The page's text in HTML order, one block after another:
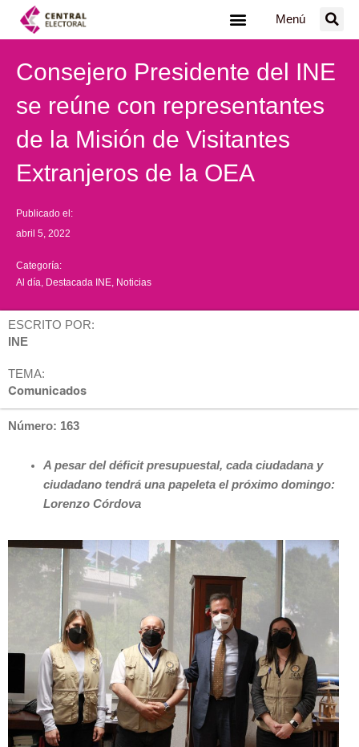
Menú
Consejero Presidente del INE
se reúne con representantes
de la Misión de Visitantes
Extranjeros de la OEA
Publicado el:
abril 5, 2022
Categoría:
Al día Destacada INE Noticias
ESCRITO POR:
INE
TEMA:
Comunicados
Número: 163
A pesar del déficit presupuestal, cada ciudadana y
ciudadano tendrá una papeleta el próximo domingo:
Lorenzo Córdova